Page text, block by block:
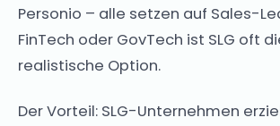
Personio – alle setzen auf Sales-
FinTech oder GovTech ist SLG oft
realistische Option.
Der Vorteil: SLG-Unternehmen